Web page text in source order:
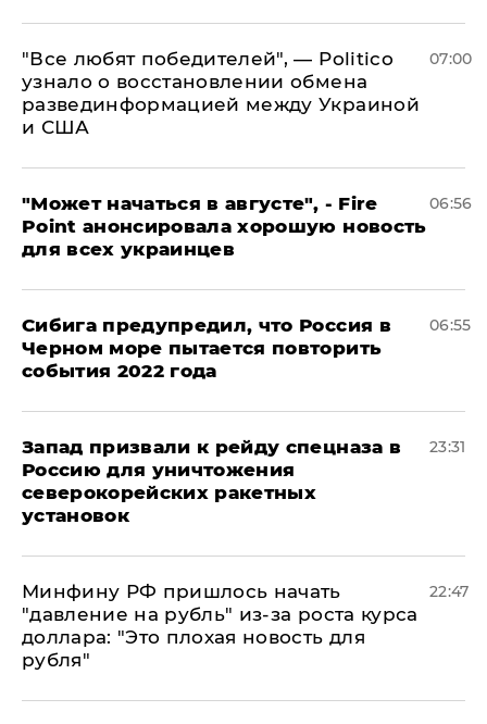
​"Все любят победителей", — Politico
узнало о восстановлении обмена
развединформацией между Украиной
и США
07:00
"Может начаться в августе", - Fire
Point анонсировала хорошую новость
для всех украинцев
06:56
Сибига предупредил, что Россия в
Черном море пытается повторить
события 2022 года
06:55
Запад призвали к рейду спецназа в
Россию для уничтожения
северокорейских ракетных
установок
23:31
Минфину РФ пришлось начать
"давление на рубль" из-за роста курса
доллара: "Это плохая новость для
рубля"
22:47